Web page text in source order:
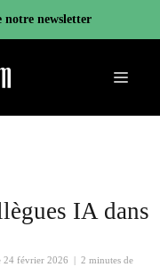
notre newsletter
Menu
IA dans
24 février 2026
2 minutes de